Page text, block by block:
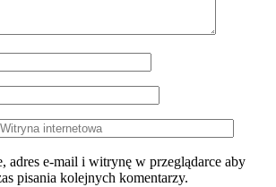
adres e-mail i witrynę w przeglądarce aby
pisania kolejnych komentarzy.